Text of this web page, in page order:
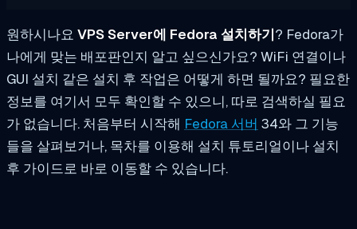
원하시나요 VPS Server에 Fedora 설치하기? Fedora가
나에게 맞는 배포판인지 알고 싶으신가요? WiFi 연결이나
GUI 설치 같은 설치 후 작업은 어떻게 하면 될까요? 필요한
정보를 여기서 모두 확인할 수 있으니, 따로 검색하실 필요
가 없습니다. 처음부터 시작해 Fedora 서버 34와 그 기능
들을 살펴보거나, 목차를 이용해 설치 튜토리얼이나 설치
후 가이드로 바로 이동할 수 있습니다.